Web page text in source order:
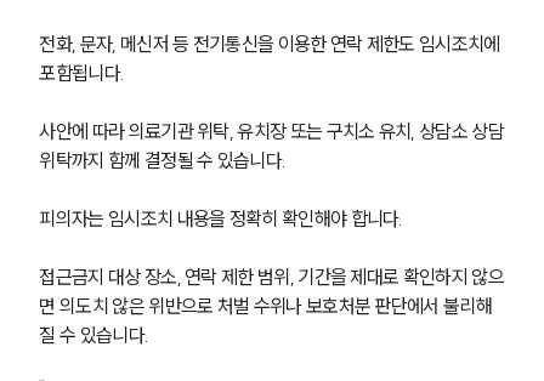
전화, 문자, 메신저 등 전기통신을 이용한 연락 제한도 임시조치에
포함됩니다.
사안에 따라 의료기관 위탁, 유치장 또는 구치소 유치, 상담소 상담
위탁까지 함께 결정될 수 있습니다.
피의자는 임시조치 내용을 정확히 확인해야 합니다.
접근금지 대상 장소, 연락 제한 범위, 기간을 제대로 확인하지 않으
면 의도치 않은 위반으로 처벌 수위나 보호처분 판단에서 불리해
질 수 있습니다.